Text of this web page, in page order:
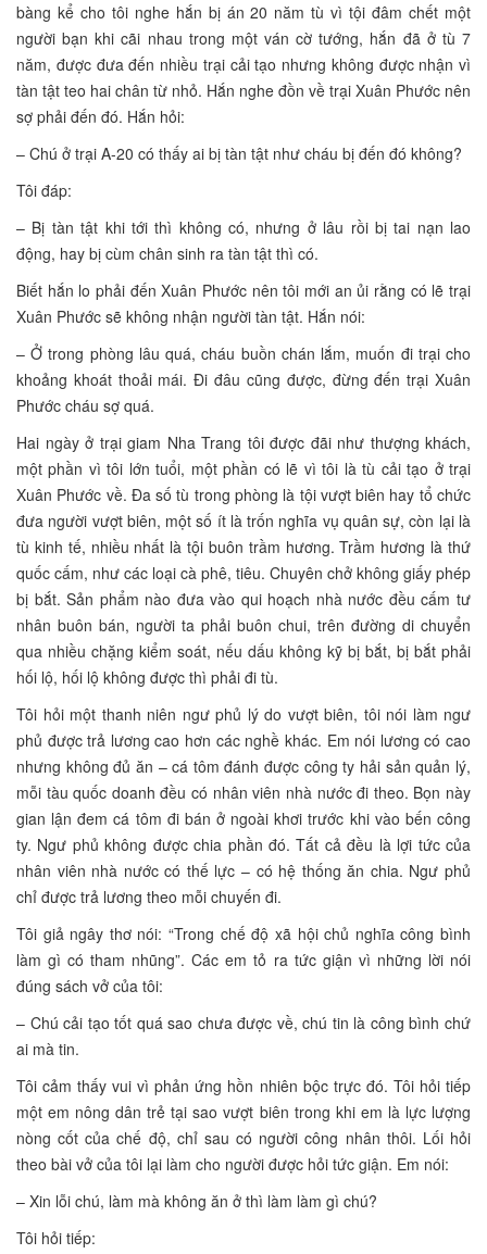
bàng kể cho tôi nghe hắn bị án 20 năm tù vì tội đâm chết một
người bạn khi cãi nhau trong một ván cờ tướng, hắn đã ở tù 7
năm, được đưa đến nhiều trại cải tạo nhưng không được nhận vì
tàn tật teo hai chân từ nhỏ. Hắn nghe đồn về trại Xuân Phước nên
sợ phải đến đó. Hắn hỏi:
– Chú ở trại A-20 có thấy ai bị tàn tật như cháu bị đến đó không?
Tôi đáp:
– Bị tàn tật khi tới thì không có, nhưng ở lâu rồi bị tai nạn lao
động, hay bị cùm chân sinh ra tàn tật thì có.
Biết hắn lo phải đến Xuân Phước nên tôi mới an ủi rằng có lẽ trại
Xuân Phước sẽ không nhận người tàn tật. Hắn nói:
– Ở trong phòng lâu quá, cháu buồn chán lắm, muốn đi trại cho
khoảng khoát thoải mái. Đi đâu cũng được, đừng đến trại Xuân
Phước cháu sợ quá.
Hai ngày ở trại giam Nha Trang tôi được đãi như thượng khách,
một phần vì tôi lớn tuổi, một phần có lẽ vì tôi là tù cải tạo ở trại
Xuân Phước về. Đa số tù trong phòng là tội vượt biên hay tổ chức
đưa người vượt biên, một số ít là trốn nghĩa vụ quân sự, còn lại là
tù kinh tế, nhiều nhất là tội buôn trầm hương. Trầm hương là thứ
quốc cấm, như các loại cà phê, tiêu. Chuyên chở không giấy phép
bị bắt. Sản phẩm nào đưa vào qui hoạch nhà nước đều cấm tư
nhân buôn bán, người ta phải buôn chui, trên đường di chuyển
qua nhiều chặng kiểm soát, nếu dấu không kỹ bị bắt, bị bắt phải
hối lộ, hối lộ không được thì phải đi tù.
Tôi hỏi một thanh niên ngư phủ lý do vượt biên, tôi nói làm ngư
phủ được trả lương cao hơn các nghề khác. Em nói lương có cao
nhưng không đủ ăn – cá tôm đánh được công ty hải sản quản lý,
mỗi tàu quốc doanh đều có nhân viên nhà nước đi theo. Bọn này
gian lận đem cá tôm đi bán ở ngoài khơi trước khi vào bến công
ty. Ngư phủ không được chia phần đó. Tất cả đều là lợi tức của
nhân viên nhà nước có thế lực – có hệ thống ăn chia. Ngư phủ
chỉ được trả lương theo mỗi chuyến đi.
Tôi giả ngây thơ nói: “Trong chế độ xã hội chủ nghĩa công bình
làm gì có tham nhũng”. Các em tỏ ra tức giận vì những lời nói
đúng sách vở của tôi:
– Chú cải tạo tốt quá sao chưa được về, chú tin là công bình chứ
ai mà tin.
Tôi cảm thấy vui vì phản ứng hồn nhiên bộc trực đó. Tôi hỏi tiếp
một em nông dân trẻ tại sao vượt biên trong khi em là lực lượng
nòng cốt của chế độ, chỉ sau có người công nhân thôi. Lối hỏi
theo bài vở của tôi lại làm cho người được hỏi tức giận. Em nói:
– Xin lỗi chú, làm mà không ăn ở thì làm làm gì chú?
Tôi hỏi tiếp: